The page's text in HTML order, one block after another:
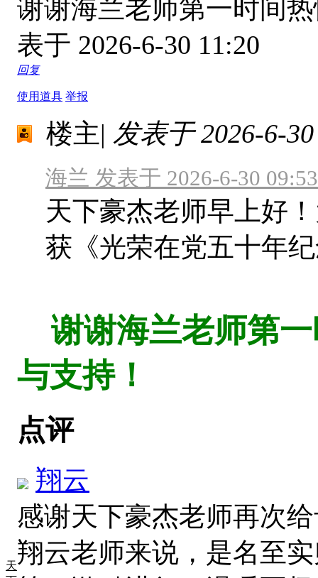
谢谢海兰老师第一时间
表于 2026-6-30 11:20
回复
使用道具 举报
天
楼主| 发表于 2026-6-
海兰 发表于 2026-6-30 09:53
天下豪杰老师早上好
获《光荣在党五十年
谢谢海兰老师第一
与支持！
点评
翔云
感谢天下豪杰老师再次
翔云老师来说，是名至